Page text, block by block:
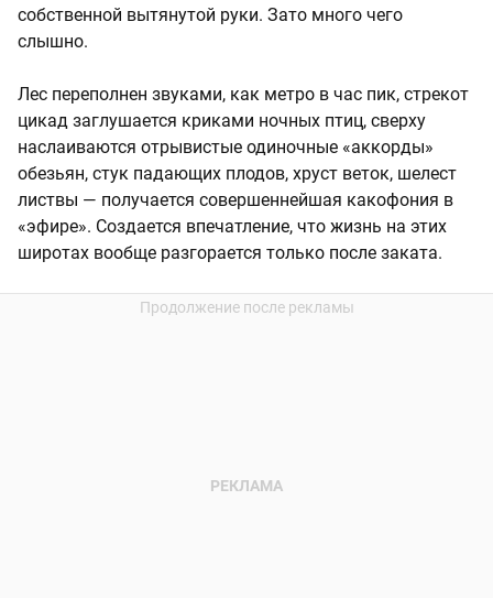
собственной вытянутой руки. Зато много чего
слышно.
Лес переполнен звуками, как метро в час пик, стрекот
цикад заглушается криками ночных птиц, сверху
наслаиваются отрывистые одиночные «аккорды»
обезьян, стук падающих плодов, хруст веток, шелест
листвы — получается совершеннейшая какофония в
«эфире». Создается впечатление, что жизнь на этих
широтах вообще разгорается только после заката.